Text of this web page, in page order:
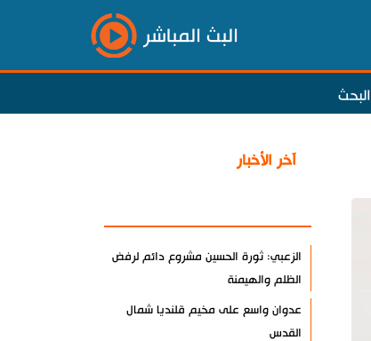
البث المباشر
البحث
آخر الأخبار
الزعبي: ثورة الحسين مشروع دائم لرفض
الظلم والهيمنة
عدوان واسع على مخيم قلنديا شمال
القدس